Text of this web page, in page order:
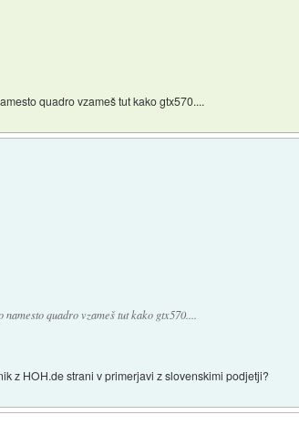
quadro vzameš tut kako gtx570....
quadro vzameš tut kako gtx570....
z HOH.de strani v primerjavi z slovenskimi podjetji?